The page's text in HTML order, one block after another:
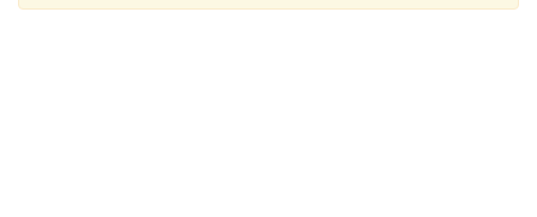
le